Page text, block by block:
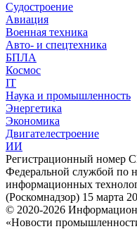
Судостроение
Авиация
Военная техника
Авто- и спецтехника
БПЛА
Космос
IT
Наука и промышленность
Энергетика
Экономика
Двигателестроение
ИИ
Регистрационный
Федеральной службой по
информационных
(Роскомнадзор) 15 марта
© 2020-2026
«Новости